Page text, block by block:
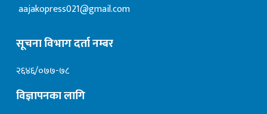
aajakopress021@gmail.com
सूचना विभाग दर्ता नम्बर
२६४६/०७७-७८
विज्ञापनका लागि